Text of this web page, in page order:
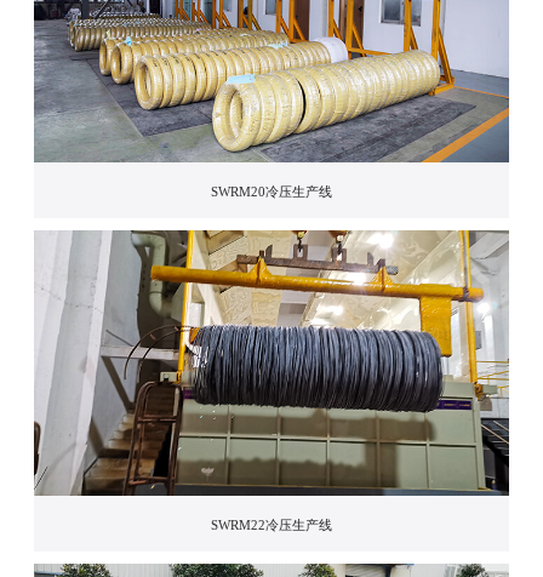
SWRM20冷压生产线
SWRM22冷压生产线